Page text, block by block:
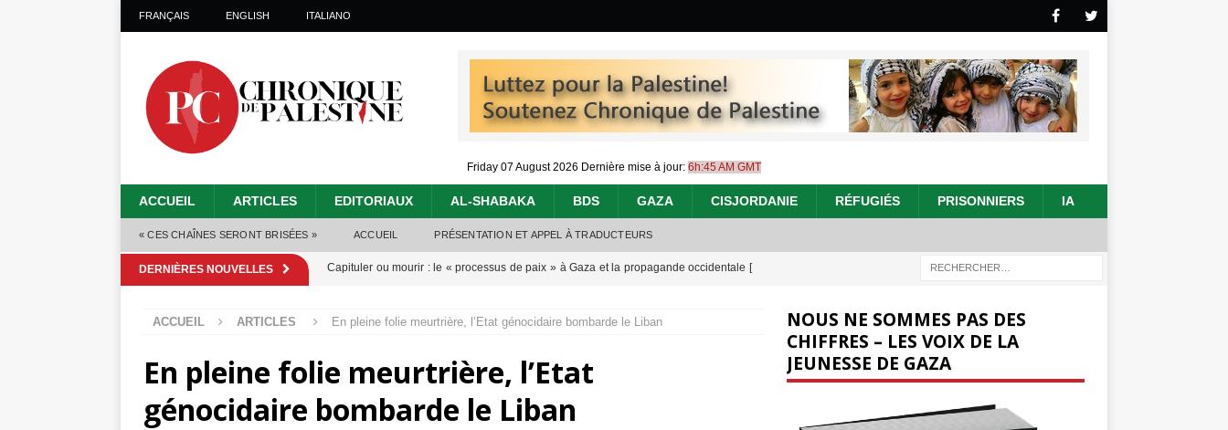
FRANÇAIS ENGLISH ITALIANO
Friday 07 August 2026 Dernière mise à jour: 6h:45 AM GMT
ACCUEIL ARTICLES EDITORIAUX AL-SHABAKA BDS GAZA CISJORDANIE RÉFUGIÉS PRISONNIERS IA
« CES CHAÎNES SERONT BRISÉES » ACCUEIL PRÉSENTATION ET APPEL À TRADUCTEURS
DERNIÈRES NOUVELLES Capituler ou mourir : le « processus de paix » à Gaza et la propagande occidentale [
Mille jours de génocide : l’histoire de Gaza au-delà des chiffres[ 5 août 2026 ]
Les Israéliens effacent les preuves du génocide à Gaza
tueries[ 4 août 2026 ]
ACCUEIL ARTICLES En pleine folie meurtrière, l’Etat génocidaire bombarde le Liban
En pleine folie meurtrière, l’Etat
génocidaire bombarde le Liban
NOUS NE SOMMES PAS DES
CHIFFRES – LES VOIX DE LA
JEUNESSE DE GAZA